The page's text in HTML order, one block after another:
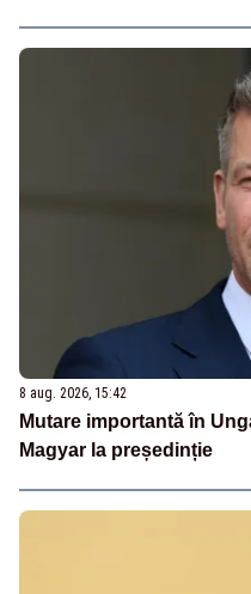
8 aug. 2026, 15:42
Mutare importantă în
Magyar la președinție